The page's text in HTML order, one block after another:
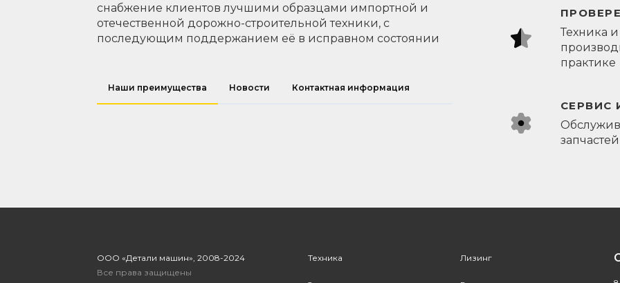
снабжение клиентов лучшими образцами импортной и
отечественной дорожно-строительной техники, с
последующим поддержанием её в исправном состоянии
Наши преимущества Новости Контактная информация
Техника
практике
СЕРВИС
ООО «Детали машин», 2008-2024
Все права защищены
Техника Лизинг